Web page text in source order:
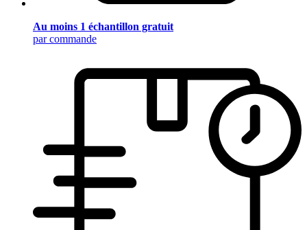
Au moins 1 échantillon gratuit
par commande